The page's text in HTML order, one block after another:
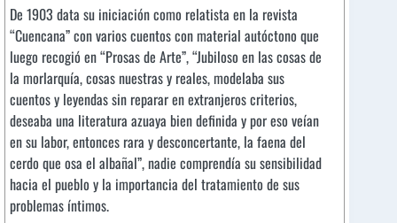
De 1903 data su iniciación como relatista en la revista
“Cuencana” con varios cuentos con material autóctono que
luego recogió en “Prosas de Arte”, “Jubiloso en las cosas de
la morlarquía, cosas nuestras y reales, modelaba sus
cuentos y leyendas sin reparar en extranjeros criterios,
deseaba una literatura azuaya bien definida y por eso veían
en su labor, entonces rara y desconcertante, la faena del
cerdo que osa el albañal”, nadie comprendía su sensibilidad
hacia el pueblo y la importancia del tratamiento de sus
problemas íntimos.